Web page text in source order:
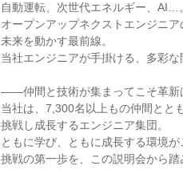
自動運転、次世代エネルギー、AI…。
オープンアップネクストエンジニア
未来を動かす最前線。
当社エンジニアが手掛ける、多彩な
――仲間と技術が集まってこそ革新
当社は、7,300名以上もの仲間とと
挑戦し成長するエンジニア集団。
ともに学び、ともに成長する環境が
挑戦の第一歩を、この説明会から踏